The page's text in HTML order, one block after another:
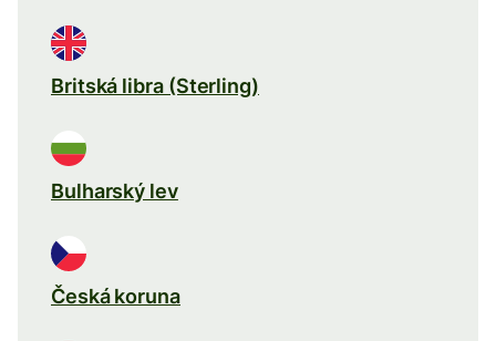
Britská libra (Sterling)
Bulharský lev
Česká koruna